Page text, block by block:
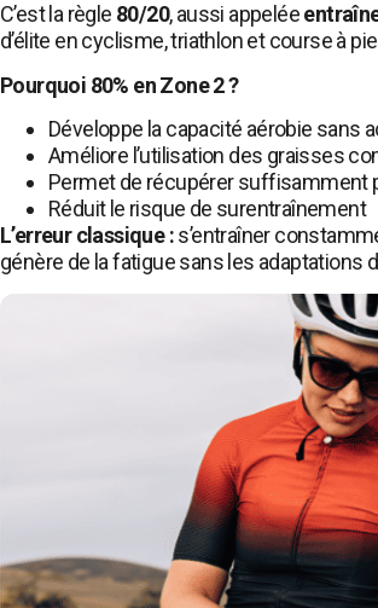
C’est la règle 80/20, aussi appelée
d’élite en cyclisme, triathlon et course à
Pourquoi 80% en Zone 2 ?
Développe la capacité aérobie sans
Améliore l’utilisation des graisses
Permet de récupérer suffisamment
Réduit le risque de surentraînement
L’erreur classique :s’entraîner
génère de la fatigue sans les adaptations